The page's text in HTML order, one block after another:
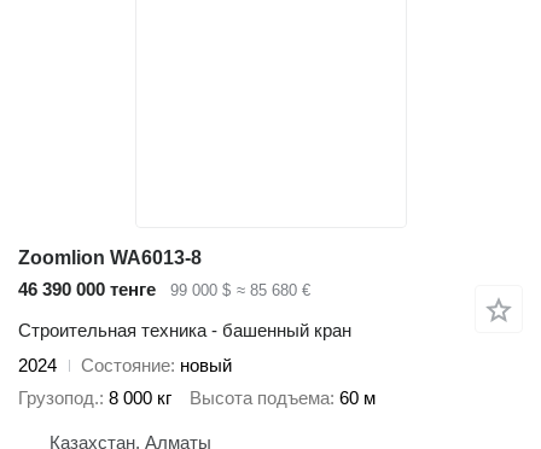
Zoomlion WA6013-8
46 390 000 тенге
99 000 $ ≈ 85 680 €
Строительная техника - башенный кран
2024
Состояние новый
Грузопод. 8 000 кг Высота подъема 60 м
Казахстан, Алматы